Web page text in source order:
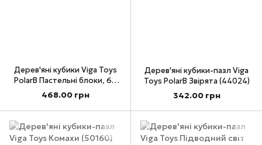
Дерев'яні кубики Viga Toys
PolarB Пастельні блоки, 60
шт., 2,5 см (44010)
468.00 грн
Дерев'яні кубики-пазл Viga
Toys PolarB Звірята (44024)
342.00 грн